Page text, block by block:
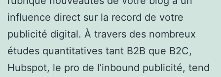
influence direct sur la record de votre
publicité digital. À travers des nombreux
études quantitatives tant B2B que B2C,
Hubspot, le pro de l’inbound publicité, tend